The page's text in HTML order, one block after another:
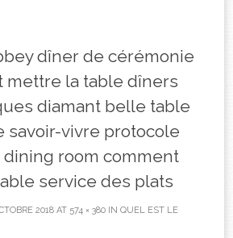
dîner de cérémonie
mettre la table dîners
diamant belle table
savoir-vivre protocole
room comment
service des plats
2018 AT 574 × 380 IN QUEL EST LE